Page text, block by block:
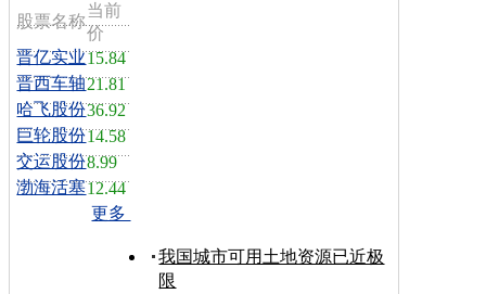
股票名称
当前
价
晋亿实业15.84
晋西车轴21.81
哈飞股份36.92
巨轮股份14.58
交运股份8.99
渤海活塞12.44
更多
我国城市可用土地资源已近极
限